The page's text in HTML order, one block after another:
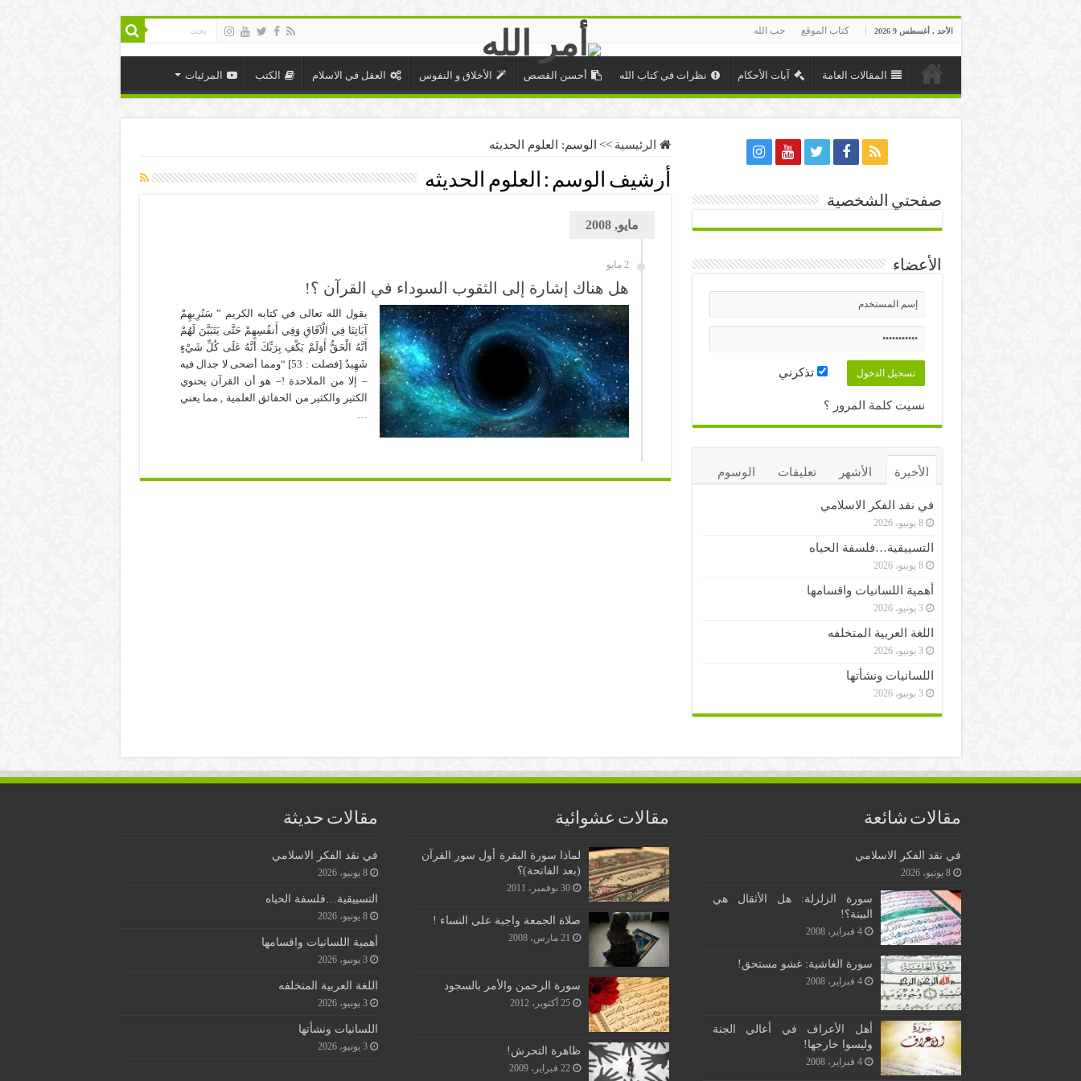
الأحد , أغسطس 9 2026 كتاب الموقع حب الله
المقالات العامة آيات الأحكام نظرات في كتاب الله أحسن القصص الأخلاق و النفوس العقل في الاسلام الكتب المرئيات
الرئيسية >> الوسم: العلوم الحديثه
أرشيف الوسم : العلوم الحديثه
مايو, 2008
2 مايو
هل هناك إشارة إلى الثقوب السوداء في القرآن ؟!
يقول الله تعالى في كتابه الكريم ” سَنُرِيهِمْ
آيَاتِنَا فِي الْآفَاقِ وَفِي أَنفُسِهِمْ حَتَّى يَتَبَيَّنَ لَهُمْ
أَنَّهُ الْحَقُّ أَوَلَمْ يَكْفِ بِرَبِّكَ أَنَّهُ عَلَى كُلِّ شَيْءٍ
شَهِيدٌ [فصلت : 53] “ومما أضحى لا جدال فيه
– إلا من الملاحدة !– هو أن القرآن يحتوي
الكثير والكثير من الحقائق العلمية , مما يعني
…
صفحتي الشخصية
الأعضاء
تذكرني
نسيت كلمة المرور ؟
الأخيرة الأشهر تعليقات الوسوم
في نقد الفكر الاسلامي
8 يونيو، 2026
التسييقية…فلسفة الحياه
8 يونيو، 2026
أهمية اللسانيات واقسامها
3 يونيو، 2026
اللغة العربية المتخلفه
3 يونيو، 2026
اللسانيات ونشأتها
3 يونيو، 2026
مقالات شائعة
في نقد الفكر الاسلامي
8 يونيو، 2026
سورة الزلزلة: هل الأثقال هي
البينة؟!
4 فبراير، 2008
سورة الغاشية: غشو مستحق!
4 فبراير، 2008
أهل الأعراف في أعالي الجنة
وليسوا خارجها!
4 فبراير، 2008
مقالات عشوائية
لماذا سورة البقرة أول سور القرآن
(بعد الفاتحة)؟
30 نوفمبر، 2011
صلاة الجمعة واجبة على النساء !
21 مارس، 2008
سورة الرحمن والأمر بالسجود
25 أكتوبر، 2012
ظاهرة التحرش!
22 فبراير، 2009
مقالات حديثة
في نقد الفكر الاسلامي
8 يونيو، 2026
التسييقية…فلسفة الحياه
8 يونيو، 2026
أهمية اللسانيات واقسامها
3 يونيو، 2026
اللغة العربية المتخلفه
3 يونيو، 2026
اللسانيات ونشأتها
3 يونيو، 2026